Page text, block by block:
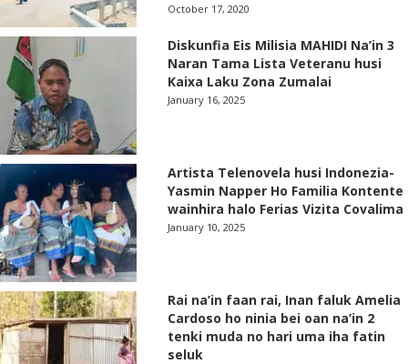
October 17, 2020
Diskunfia Eis Milisia MAHIDI Na’in 3
Naran Tama Lista Veteranu husi
Kaixa Laku Zona Zumalai
January 16, 2025
Artista Telenovela husi Indonezia-
Yasmin Napper Ho Familia Kontente
wainhira halo Ferias Vizita Covalima
January 10, 2025
Rai na’in faan rai, Inan faluk Amelia
Cardoso ho ninia bei oan na’in 2
tenki muda no hari uma iha fatin
seluk